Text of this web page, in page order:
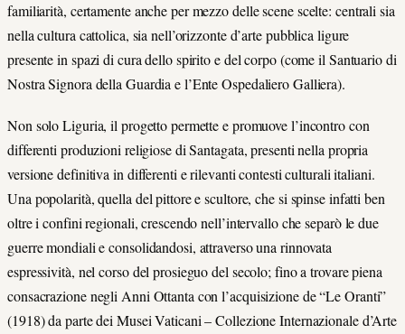
familiarità, certamente anche per mezzo delle scene scelte: centrali sia
nella cultura cattolica, sia nell’orizzonte d’arte pubblica ligure
presente in spazi di cura dello spirito e del corpo (come il Santuario di
Nostra Signora della Guardia e l’Ente Ospedaliero Galliera).
Non solo Liguria, il progetto permette e promuove l’incontro con
differenti produzioni religiose di Santagata, presenti nella propria
versione definitiva in differenti e rilevanti contesti culturali italiani.
Una popolarità, quella del pittore e scultore, che si spinse infatti ben
oltre i confini regionali, crescendo nell’intervallo che separò le due
guerre mondiali e consolidandosi, attraverso una rinnovata
espressività, nel corso del prosieguo del secolo; fino a trovare piena
consacrazione negli Anni Ottanta con l’acquisizione de “Le Oranti”
(1918) da parte dei Musei Vaticani – Collezione Internazionale d’Arte